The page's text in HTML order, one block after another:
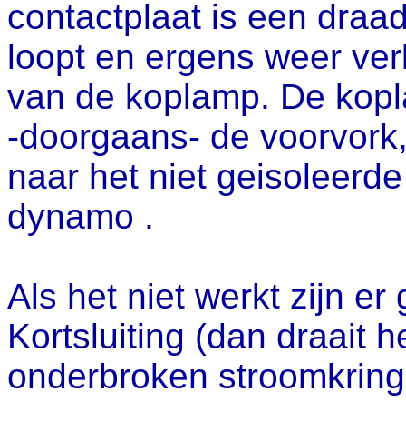
contactplaat is een
loopt en ergens weer
van de koplamp. De
-doorgaans- de
naar het niet
dynamo .
Als het niet werkt zijn er
Kortsluiting (dan draait
onderbroken stroomkring